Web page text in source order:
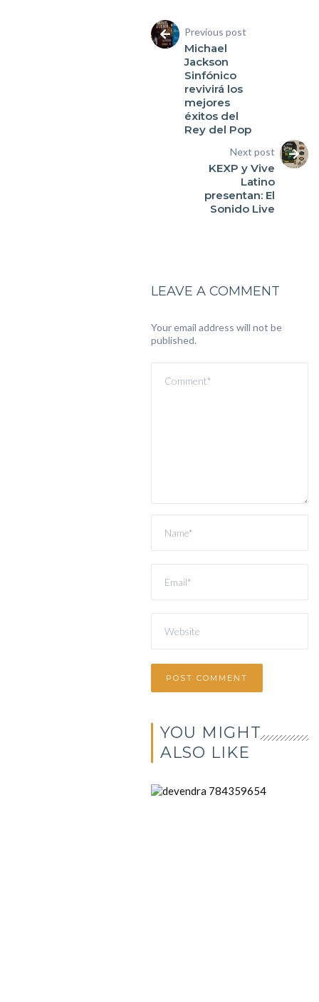
Previous post
Michael
Jackson
Sinfónico
revivirá los
mejores
éxitos del
Rey del Pop
Next post
KEXP y Vive
Latino
presentan: El
Sonido Live
LEAVE A COMMENT
Your email address will not be
published.
YOU MIGHT
ALSO LIKE